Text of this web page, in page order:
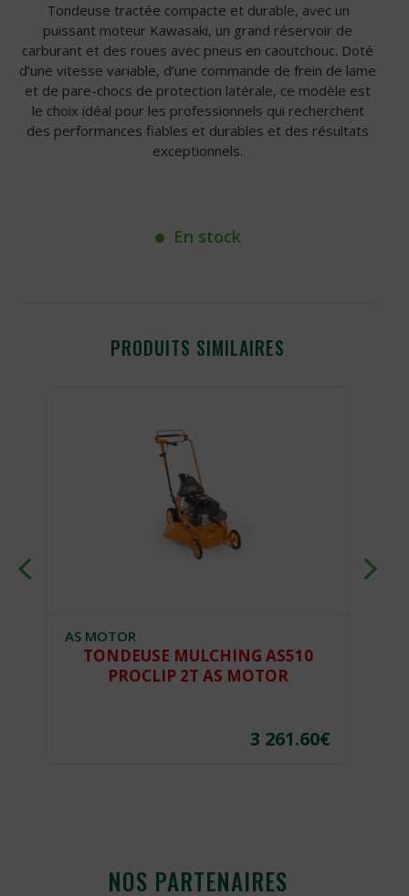
Tondeuse tractée compacte et durable, avec un
puissant moteur Kawasaki, un grand réservoir de
carburant et des roues avec pneus en caoutchouc. Doté
d’une vitesse variable, d’une commande de frein de lame
et de pare-chocs de protection latérale, ce modèle est
le choix idéal pour les professionnels qui recherchent
des performances fiables et durables et des résultats
exceptionnels.
En stock
PRODUITS SIMILAIRES
AS MOTOR
TONDEUSE MULCHING AS510
PROCLIP 2T AS MOTOR
3 261.60€
NOS PARTENAIRES